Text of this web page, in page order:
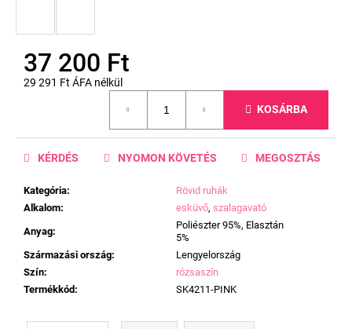
37 200 Ft
29 291 Ft ÁFA nélkül
KOSÁRBA
Kategória:
Rövid ruhák
Alkalom: esküvő, szalagavató
Anyag:
Poliészter 95%, Elasztán
5%
Származási ország:
Lengyelország
Szín:
rózsaszín
Termékkód: SK4211-PINK
KÉRDÉS NYOMON KÖVETÉS MEGOSZTÁS